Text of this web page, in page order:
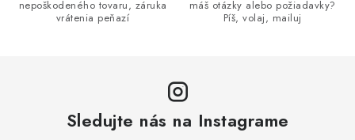
nepoškodeného tovaru, záruka
vrátenia peňazí
máš otázky alebo požiadavky?
Píš, volaj, mailuj
Sledujte nás na Instagrame